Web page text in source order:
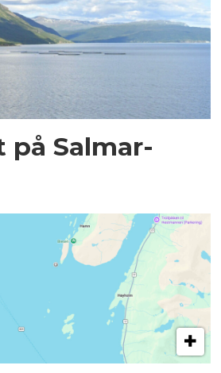
på Salmar-